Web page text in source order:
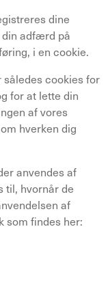
dine
adfærd på
i en cookie.
således cookies for
for at lette din
af vores
hverken dig
anvendes af
til, hvornår de
af
som findes her: